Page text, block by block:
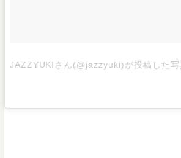
JAZZYUKIさん(@jazzyuki)が投稿した写